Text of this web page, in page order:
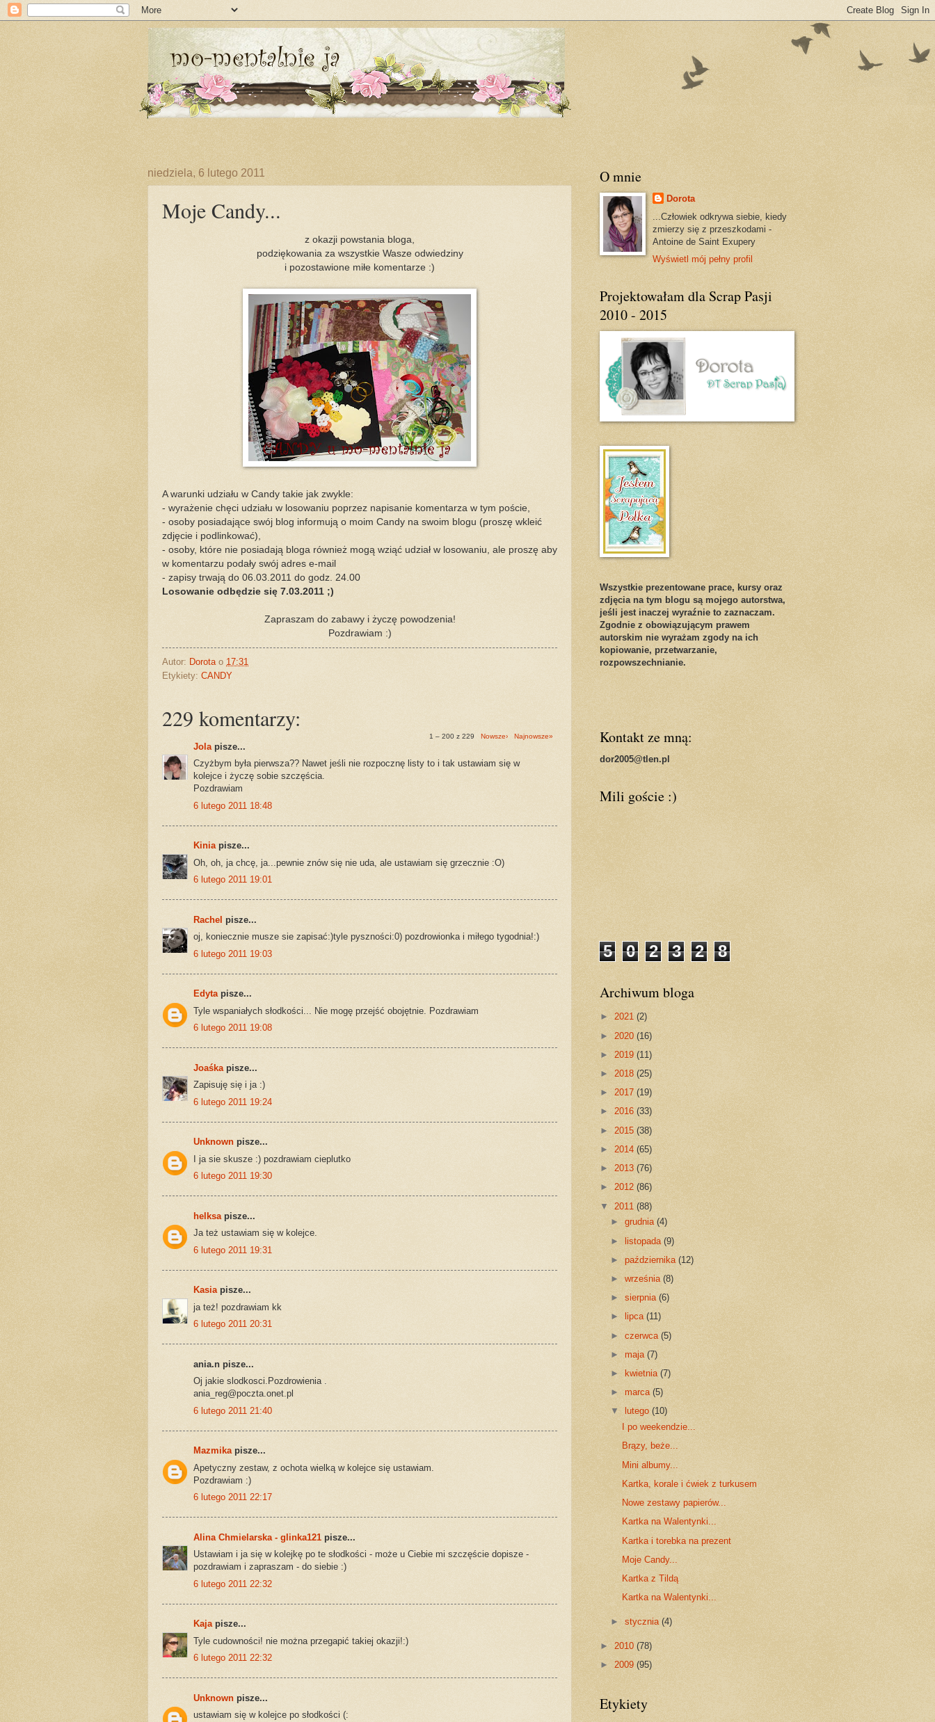
niedziela, 6 lutego 2011
Moje Candy...
z okazji powstania bloga,
podziękowania za wszystkie Wasze odwiedziny
i pozostawione miłe komentarze :)
A warunki udziału w Candy takie jak zwykle:
- wyrażenie chęci udziału w losowaniu poprzez napisanie komentarza w tym poście,
- osoby posiadające swój blog informują o moim Candy na swoim blogu (proszę wkleić
zdjęcie i podlinkować),
- osoby, które nie posiadają bloga również mogą wziąć udział w losowaniu, ale proszę aby
w komentarzu podały swój adres e-mail
- zapisy trwają do 06.03.2011 do godz. 24.00
Losowanie odbędzie się 7.03.2011 ;)
Zapraszam do zabawy i życzę powodzenia!
Pozdrawiam :)
Autor: Dorota o 17:31
Etykiety: CANDY
229 komentarzy:
1 – 200 z 229 Nowsze› Najnowsze»
Jola pisze...
Czyżbym była pierwsza?? Nawet jeśli nie rozpocznę listy to i tak ustawiam się w
kolejce i życzę sobie szczęścia.
Pozdrawiam
6 lutego 2011 18:48
Kiniapisze...
Oh, oh, ja chcę, ja...pewnie znów się nie uda, ale ustawiam się grzecznie :O)
6 lutego 2011 19:01
Rachel pisze...
oj, koniecznie musze sie zapisać:)tyle pyszności:0) pozdrowionka i miłego tygodnia!:)
6 lutego 2011 19:03
Edytapisze...
Tyle wspaniałych słodkości... Nie mogę przejść obojętnie. Pozdrawiam
6 lutego 2011 19:08
Joaśka pisze...
Zapisuję się i ja :)
6 lutego 2011 19:24
Unknown pisze...
I ja sie skusze :) pozdrawiam cieplutko
6 lutego 2011 19:30
helksa pisze...
Ja też ustawiam się w kolejce.
6 lutego 2011 19:31
Kasiapisze...
ja też! pozdrawiam kk
6 lutego 2011 20:31
ania.n pisze...
Oj jakie slodkosci.Pozdrowienia .
ania_reg@poczta.onet.pl
6 lutego 2011 21:40
Mazmikapisze...
Apetyczny zestaw, z ochota wielką w kolejce się ustawiam.
Pozdrawiam :)
6 lutego 2011 22:17
Alina Chmielarska - glinka121 pisze...
Ustawiam i ja się w kolejkę po te słodkości - może u Ciebie mi szczęście dopisze -
pozdrawiam i zapraszam - do siebie :)
6 lutego 2011 22:32
Kajapisze...
Tyle cudowności! nie można przegapić takiej okazji!:)
6 lutego 2011 22:32
Unknown pisze...
ustawiam się w kolejce po słodkości (:
O mnie
Dorota
...Człowiek odkrywa siebie, kiedy
zmierzy się z przeszkodami -
Antoine de Saint Exupery
Wyświetl mój pełny profil
Projektowałam dla Scrap Pasji
2010 - 2015
Wszystkie prezentowane prace, kursy oraz
zdjęcia na tym blogu są mojego autorstwa,
jeśli jest inaczej wyraźnie to zaznaczam.
Zgodnie z obowiązującym prawem
autorskim nie wyrażam zgody na ich
kopiowanie, przetwarzanie,
rozpowszechnianie.
Kontakt ze mną:
dor2005@tlen.pl
Mili goście :)
5 0 2 3 2 8
Archiwum bloga
► 2021 (2)
► 2020 (16)
► 2019 (11)
► 2018 (25)
► 2017 (19)
► 2016 (33)
► 2015 (38)
► 2014 (65)
► 2013 (76)
► 2012 (86)
▼ 2011 (88)
►grudnia(4)
► listopada(9)
►października(12)
►września(8)
►sierpnia(6)
►
lipca(11)
►czerwca(5)
►maja(7)
►
kwietnia(7)
►marca(5)
▼
lutego(10)
I po weekendzie...
Brązy, beże...
Mini albumy...
Kartka, korale i ćwiek z turkusem
Nowe zestawy papierów...
Kartka na Walentynki...
Kartka i torebka na prezent
Moje Candy...
Kartka z Tildą
Kartka na Walentynki...
►stycznia(4)
► 2010 (78)
► 2009 (95)
Etykiety